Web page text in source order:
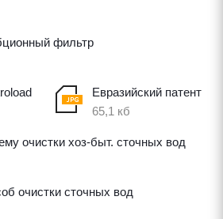
фильтр
Евразийский патент
65,1 кб
очистки хоз-быт. сточных вод
очистки сточных вод